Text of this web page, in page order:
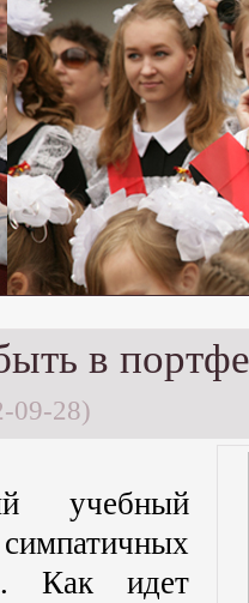
в
09-28)
учебный
Как идет